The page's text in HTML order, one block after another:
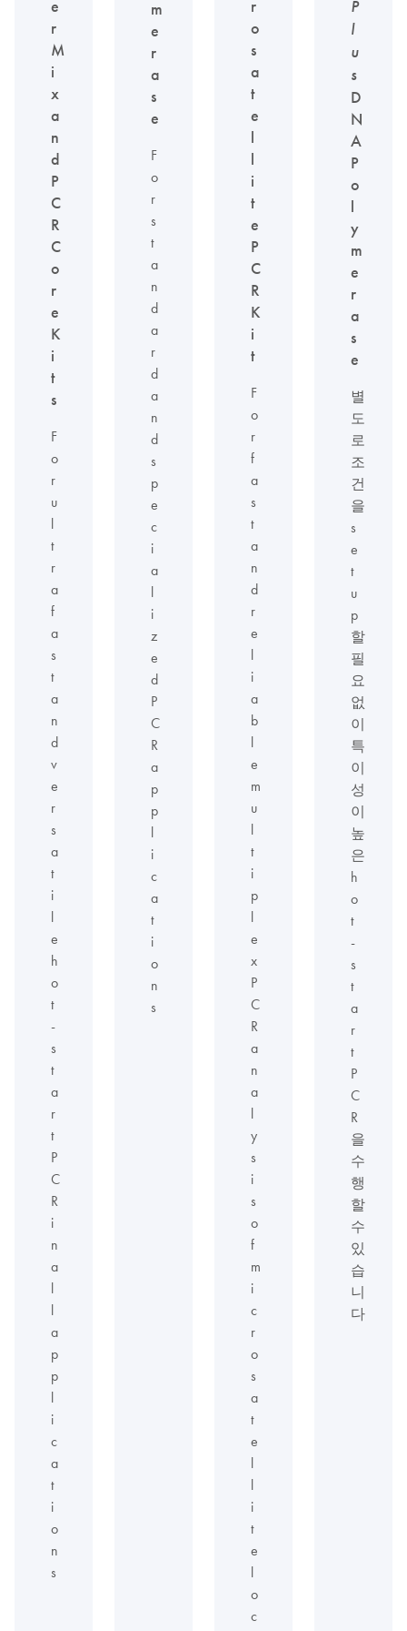
e
r
M
i
x
a
n
d
P
C
R
C
o
r
e
K
i
t
s
F
o
r
u
l
t
r
a
f
a
s
t
a
n
d
v
e
r
s
a
t
i
l
e
h
o
t
-
s
t
a
r
t
P
C
R
i
n
a
l
l
a
p
p
l
i
c
a
t
i
o
n
s
m
e
r
a
s
e
F
o
r
s
t
a
n
d
a
r
d
a
n
d
s
p
e
c
i
a
l
i
z
e
d
P
C
R
a
p
p
l
i
c
a
t
i
o
n
s
r
o
s
a
t
e
l
l
i
t
e
P
C
R
K
i
t
F
o
r
f
a
s
t
a
n
d
r
e
l
i
a
b
l
e
m
u
l
t
i
p
l
e
x
P
C
R
a
n
a
l
y
s
i
s
o
f
m
i
c
r
o
s
a
t
e
l
l
i
t
e
l
o
c
P
l
u
s
D
N
A
P
o
l
y
m
e
r
a
s
e
별
도
로
조
건
을
s
e
t
u
p
할
필
요
없
이
특
이
성
이
높
은
h
o
t
-
s
t
a
r
t
P
C
R
을
수
행
할
수
있
습
니
다